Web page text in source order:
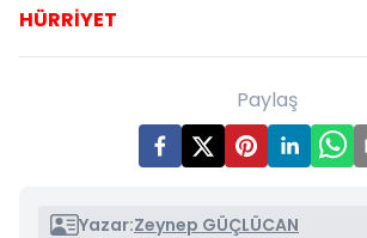
HÜRRİYET
Paylaş
Yazar:Zeynep GÜÇLÜCAN